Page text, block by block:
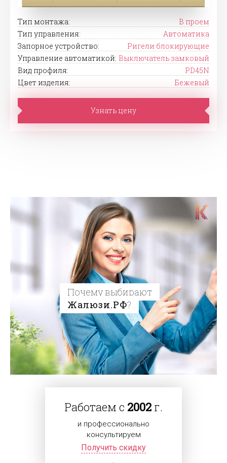
Тип монтажа:
В проем
Тип управления:
Автоматика
Запорное устройство:
Ригели блокирующие
Управление автоматикой: Выключатель замковый
Вид профиля:
PD45N
Цвет изделия:
Бежевый
Узнать цену
Почему выбирают
Жалюзи.РФ?
Работаем с 2002 г.
и профессионально
консультируем
Получить скидку